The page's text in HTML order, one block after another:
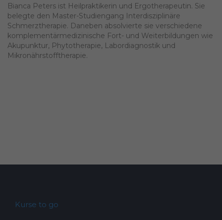
Bianca Peters ist Heilpraktikerin und Ergotherapeutin. Sie
belegte den Master-Studiengang Interdisziplinäre
Schmerztherapie. Daneben absolvierte sie verschiedene
komplementärmedizinische Fort- und Weiterbildungen wie
Akupunktur, Phytotherapie, Labordiagnostik und
Mikronährstofftherapie.
Kurse to go